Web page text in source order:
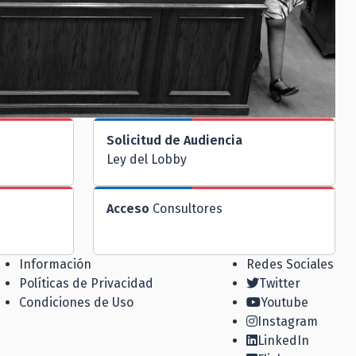
Solicitud de Audiencia
Ley del Lobby
Acceso Consultores
Información
Políticas de Privacidad
Condiciones de Uso
Redes Sociales
Twitter
Youtube
Instagram
LinkedIn